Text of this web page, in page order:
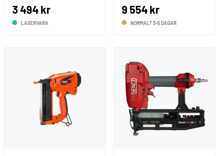
3 494 kr
LAGERVARA
9 554 kr
NORMALT 3-5 DAGAR